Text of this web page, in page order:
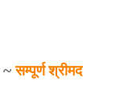
~सम्पूर्ण श्रीमद